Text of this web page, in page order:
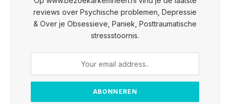
reviews over Psychische problemen, Depressie
& Over je Obsessieve, Paniek, Posttraumatische
stressstoornis.